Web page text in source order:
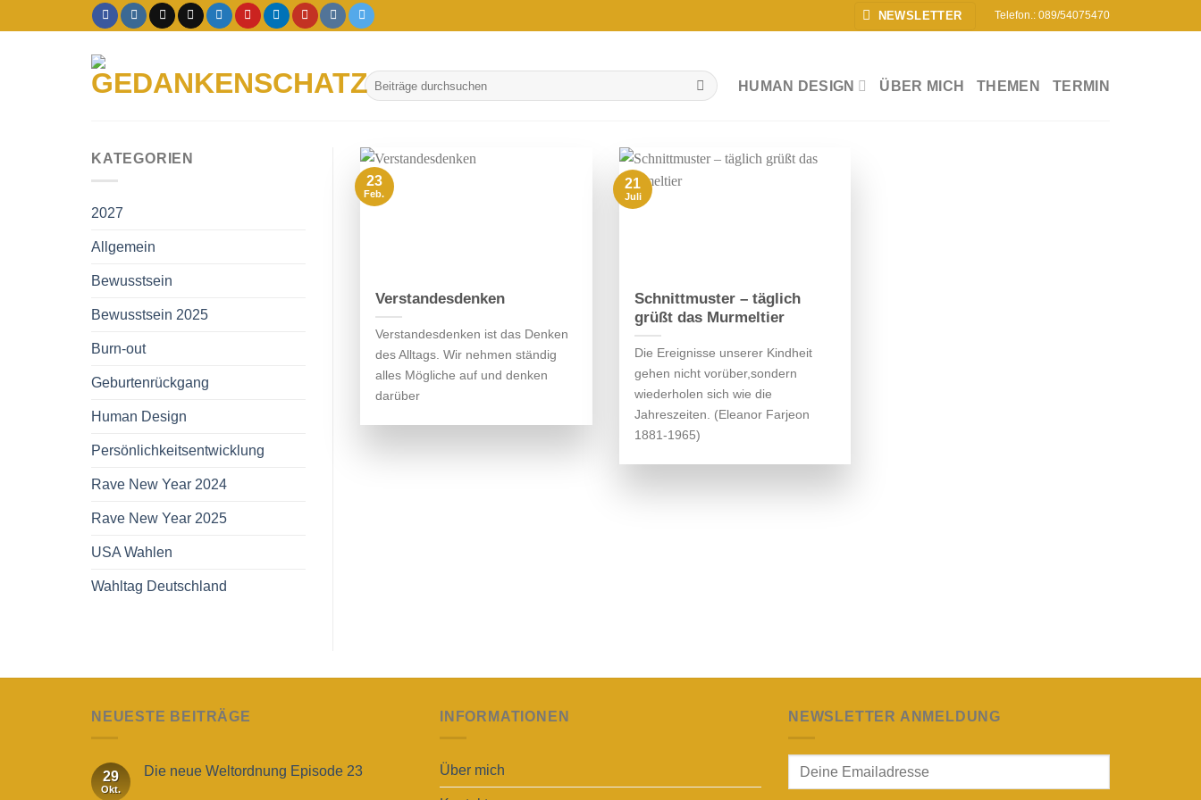
Inhalt
NEWSLETTER Telefon.: 089/54075470
HUMAN DESIGN ÜBER MICH THEMEN TERMIN
KATEGORIEN
2027
Allgemein
Bewusstsein
Bewusstsein 2025
Burn-out
Geburtenrückgang
Human Design
Persönlichkeitsentwicklung
Rave New Year 2024
Rave New Year 2025
USA Wahlen
Wahltag Deutschland
Verstandesdenken
Verstandesdenken ist das Denken
des Alltags. Wir nehmen ständig
alles Mögliche auf und denken
darüber
23
Feb.
Schnittmuster – täglich
grüßt das Murmeltier
Die Ereignisse unserer Kindheit
gehen nicht vorüber,sondern
wiederholen sich wie die
Jahreszeiten. (Eleanor Farjeon
1881-1965)
21
Juli
NEUESTE BEITRÄGE
29
Okt.
Die neue Weltordnung Episode 23
INFORMATIONEN
Über mich
NEWSLETTER ANMELDUNG